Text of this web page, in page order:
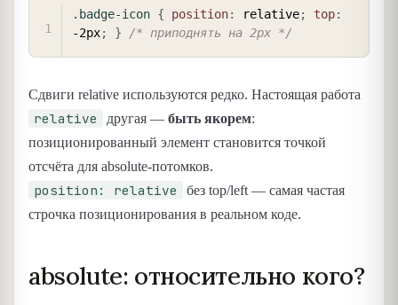
.badge-icon { position: relative; top:
-2px; } /* приподнять на 2px */
Сдвиги relative используются редко. Настоящая работа
relative другая — быть якорем:
позиционированный элемент становится точкой
отсчёта для absolute-потомков.
position: relative
без top/left — самая частая
строчка позиционирования в реальном коде.
absolute: относительно кого?